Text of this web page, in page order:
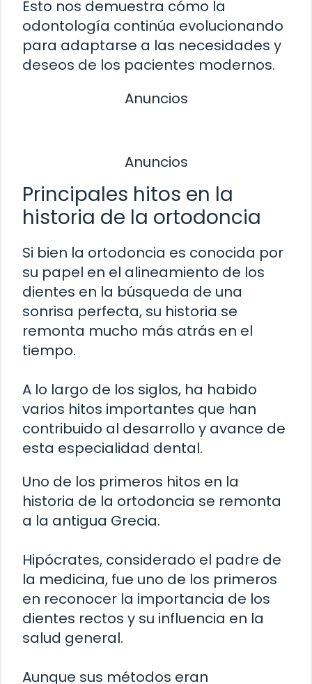
Esto nos demuestra cómo la
odontología continúa evolucionando
para adaptarse a las necesidades y
deseos de los pacientes modernos.
Anuncios
Anuncios
Principales hitos en la
historia de la ortodoncia
Si bien la ortodoncia es conocida por
su papel en el alineamiento de los
dientes en la búsqueda de una
sonrisa perfecta, su historia se
remonta mucho más atrás en el
tiempo.
A lo largo de los siglos, ha habido
varios hitos importantes que han
contribuido al desarrollo y avance de
esta especialidad dental.
Uno de los primeros hitos en la
historia de la ortodoncia se remonta
a la antigua Grecia.
Hipócrates, considerado el padre de
la medicina, fue uno de los primeros
en reconocer la importancia de los
dientes rectos y su influencia en la
salud general.
Aunque sus métodos eran